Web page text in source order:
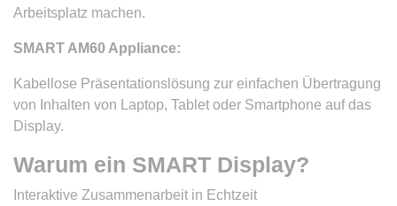
Arbeitsplatz machen.
SMART AM60 Appliance:
Kabellose Präsentationslösung zur einfachen Übertragung
von Inhalten von Laptop, Tablet oder Smartphone auf das
Display.
Warum ein SMART Display?
Interaktive Zusammenarbeit in Echtzeit